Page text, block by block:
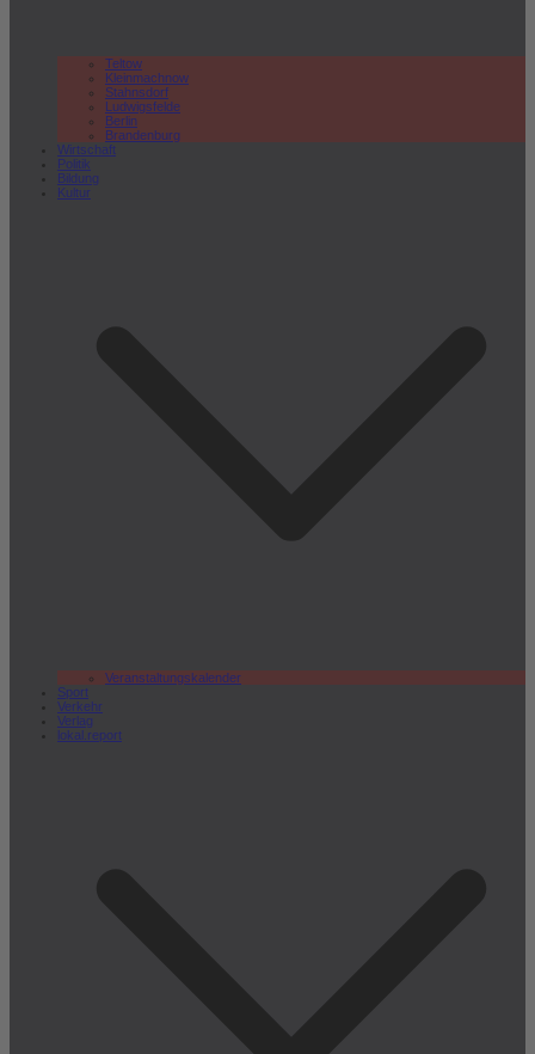
Teltow
Kleinmachnow
Stahnsdorf
Ludwigsfelde
Berlin
Brandenburg
Wirtschaft
Politik
Bildung
Kultur
Veranstaltungskalender
Sport
Verkehr
Verlag
lokal.report